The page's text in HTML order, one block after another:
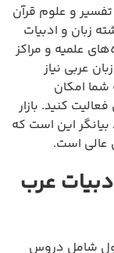
و علوم قرآن
زبان و ادبیات
علمیه و مراکز
عربی نیاز
شما امکان
کنید. بازار
بیانگر این است که
عالی است.
عرب
اول شامل دروس